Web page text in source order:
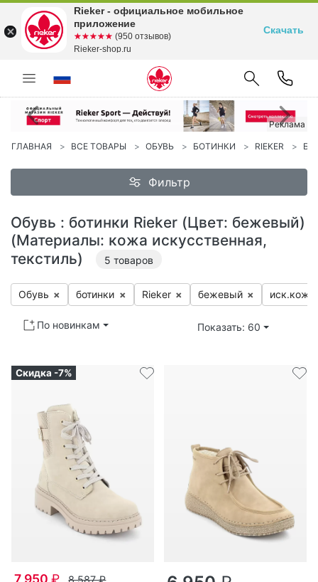
Реклама
Предыдущий
ГЛАВНАЯ ВСЕ ТОВАРЫ ОБУВЬ БОТИНКИ RIEKER
Фильтр
Обувь : ботинки Rieker (Цвет: бежевый)
(Материалы: кожа искусственная,
текстиль)
5 товаров
Обувь × бо­тин­ки × Ri­eker × бе­жевый × иск.ко­жа
По новинкам Показать: 60
Скидка -7%
7 950₽ 8 587₽
Rieker - официальное мобильное
приложение
☆☆☆☆☆
★★★★★ (950 отзывов)
Rieker-shop.ru
Скачать